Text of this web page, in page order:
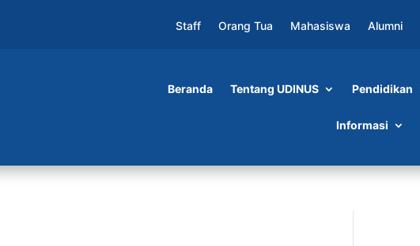
Staff Orang Tua Mahasiswa Alumni
Beranda Tentang UDINUS Pendidikan
Informasi